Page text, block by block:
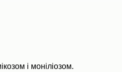
і моніліозом.